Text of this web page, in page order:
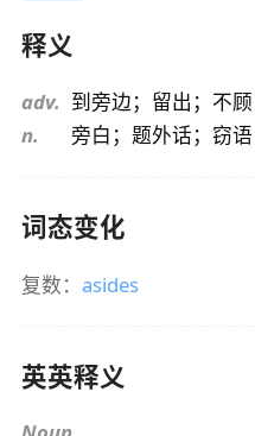
释义
adv. 到旁边；留出；不
n.
旁白；题外话；窃语
词态变化
复数： asides
英英释义